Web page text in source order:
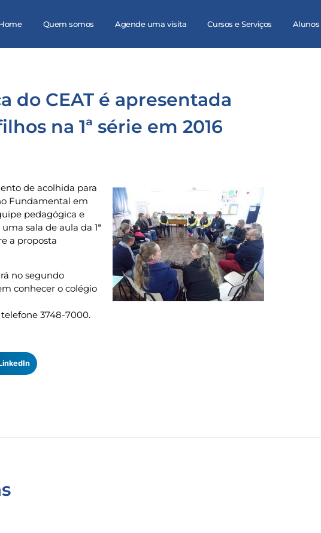
Quem somos Agende uma visita Cursos e Serviços Alunos
do CEAT é apresentada
na 1ª série em 2016
de acolhida para
Fundamental em
pedagógica e
sala de aula da 1ª
a proposta
no segundo
conhecer o colégio
3748-7000.